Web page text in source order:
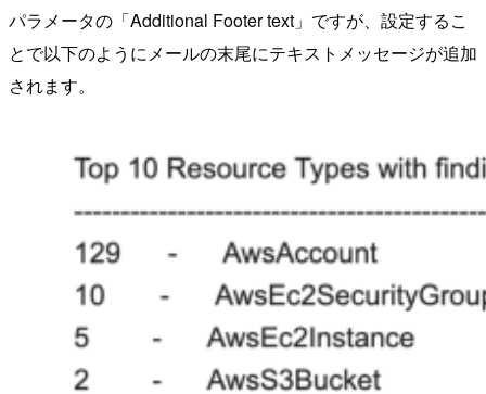
パラメータの「Additional Footer text」ですが、設定するこ
とで以下のようにメールの末尾にテキストメッセージが追加
されます。